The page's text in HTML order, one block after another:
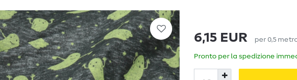
6,15 EUR per 0,5
Pronto per la spedizione